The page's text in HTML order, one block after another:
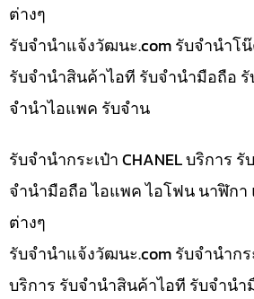
ต่างๆ
รับจํานําแจ้งวัฒนะ.com รับจำนำโ
รับจำนำสินค้าไอที รับจำนำมือถือ
จำนำไอแพค รับจำน
รับจำนำกระเป๋า CHANEL บริการ
จำนำมือถือ ไอแพค ไอโฟน นาฬิกา
ต่างๆ
รับจํานําแจ้งวัฒนะ.com รับจำนำกร
บริการ รับจำนำสินค้าไอที รับจำนำ